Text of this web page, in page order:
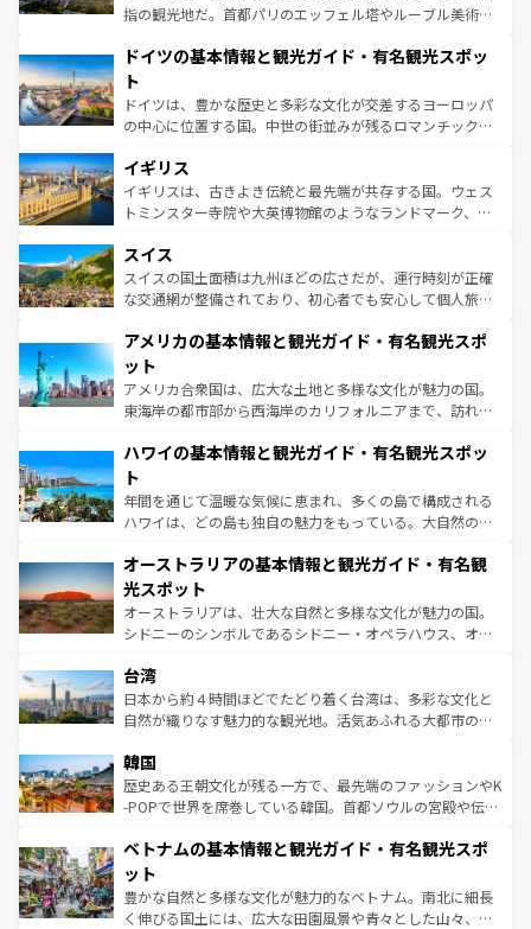
アートに溢れた街角から、地方では古代ローマ遺跡や中世
せる。地方によって風土や気候が異なるスペインはその個
ンテンツ一覧 を参照してほしい。
指の観光地だ。首都パリのエッフェル塔やルーブル美術館
で、幅広い魅力が詰まっている。華麗な宮殿、歴史的な大
聖堂、美しいビーチ、そして豊かな自然が、訪れる者を心
から魅了する。また、フランスは美食の国としても知ら
れ、フランス料理はユネスコ無形文化遺産にも登録されて
香り高いラベンダー畑など、多彩な楽しみ方が可能だ。さ
らに、パリ以外の地域にも魅力が溢れており、どの街角に
も豊かな歴史と文化が息づいている。パリ以外の個性あふ
を参照してほしい。
ドイツの基本情報と観光ガイド・有名観光スポッ
ト
ドイツは、豊かな歴史と多彩な文化が交差するヨーロッパ
の中心に位置する国。中世の街並みが残るロマンチック街
顔を持つこの国は、どこを歩いても飽きることがない。ベ
ルリンの文化的活気、バイエルン州のアルプスの絶景、そ
してライン川沿いのワイン畑といった風景は必見。ビール
は、お酒好きな人にはぜひ体験してほしい。 なお、新着の
ドイツ情報はコンテンツ一覧を参照してほしい。
イギリス
イギリスは、古きよき伝統と最先端が共存する国。ウェス
トミンスター寺院や大英博物館のようなランドマーク、歴
リアごとに異なる魅力がある。また、優雅なアフタヌーン
ティー、ビール好きにはたまらない英国パブ、サッカー観
戦など、本場だからこそできる体験も豊富。イギリスを旅
ンツ一覧を参照してほしい。
スイス
スイスの国土面積は九州ほどの広さだが、運行時刻が正確
な交通網が整備されており、初心者でも安心して個人旅行
の建物がそのまま残る町や、スイスならではのユニークな
博物館もあり、アルプス観光だけでなく町歩きも満喫する
ことができる。国民の所得が高いため物価も高いが、旅行
者向けの交通パス提供のサービスもあり、うまく活用すれ
着のスイス情報はコンテンツ一覧を参照してほしい。
アメリカの基本情報と観光ガイド・有名観光スポ
ット
アメリカ合衆国は、広大な土地と多様な文化が魅力の国。
東海岸の都市部から西海岸のカリフォルニアまで、訪れる
のような巨大都市は、観光、ショッピング、エンターテイ
ンメントが詰まった刺激的なスポットだ。一方、アメリカ
西部には大自然が広がり、グランドキャニオンやイエロー
ストーン国立公園といった絶景が堪能できる。さらに、南
文化が魅力。旅行者はアメリカの各地域で異なる魅力を楽
しみながら、その多様性と豊かな歴史を感じることができ
るだろう。車でのロードトリップや列車の旅も、アメリカ
ならではの贅沢な旅のスタイルだ。 なお、新着のアメリカ
情報は コンテンツ一覧 を参照してほしい。
ハワイの基本情報と観光ガイド・有名観光スポッ
ト
年間を通じて温暖な気候に恵まれ、多くの島で構成される
ハワイは、どの島も独自の魅力をもっている。大自然の神
ワイ島は見逃せない。また、定番の観光地といえばオアフ
島だが、静かな自然を求めるならマウイ島やカウアイ島が
おすすめ。エメラルドグリーンに輝く海をはじめ、豊かな
文化や歴史が息づいている。「アロハスピリット」と呼ば
人々、おいしいローカルフードやハワイアンミュージッ
ク、伝統的なフラダンスなど、すべてがハワイの魅力を彩
っている。訪れるたびに新しい発見と感動が待っているハ
はコンテンツ一覧
オーストラリアの基本情報と観光ガイド・有名観
光スポット
オーストラリアは、壮大な自然と多様な文化が魅力の国。
シドニーのシンボルであるシドニー・オペラハウス、オー
リアリーフや大陸中央部にそびえるウルル（エアーズロッ
ク）、タスマニアの美しい原生林やケアンズの熱帯雨林な
ど、見どころがたくさん。また、カフェやワイン、オージ
いる。アクティビティも充実しており、サーフィンやダイ
ビング、ハイキングなど、アウトドア好きにはたまらな
い。オーストラリアの多彩な魅力を存分に味わいつくそ
参照してほしい。
台湾
日本から約４時間ほどでたどり着く台湾は、多彩な文化と
自然が織りなす魅力的な観光地。活気あふれる大都市の台
ン）、静ひつな山岳地帯である台湾東部など、都市の喧騒
と山間の静けさが共存しており、訪れる人に新しい発見と
驚きをもたらしてくれる。また、奥深い台湾の食文化も魅
容にもいいと評判のスイーツなど、バラエティ豊かな料理
照してほしい。
韓国
歴史ある王朝文化が残る一方で、最先端のファッションやK
-POPで世界を席巻している韓国。首都ソウルの宮殿や伝統
き、地方に足を延ばせば四季折々の自然美を楽しむことが
できる。そして、キムチや焼肉、絶品のストリートフード
まで、さまざまな韓国料理が待っている。夜には、韓国な
らではのナイトライフも堪能できる。あたたかいホスピタ
ベトナムの基本情報と観光ガイド・有名観光スポ
ット
豊かな自然と多様な文化が魅力的なベトナム。南北に細長
く伸びる国土には、広大な田園風景や青々とした山々、世